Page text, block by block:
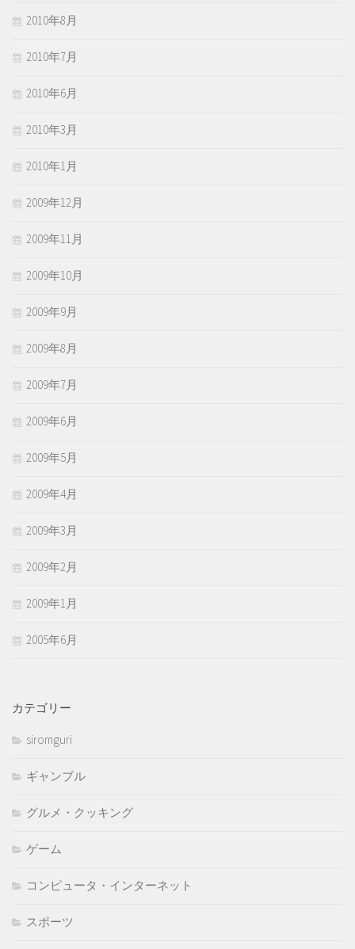
2010年8月
2010年7月
2010年6月
2010年3月
2010年1月
2009年12月
2009年11月
2009年10月
2009年9月
2009年8月
2009年7月
2009年6月
2009年5月
2009年4月
2009年3月
2009年2月
2009年1月
2005年6月
カテゴリー
siromguri
ギャンブル
グルメ・クッキング
ゲーム
コンピュータ・インターネット
スポーツ